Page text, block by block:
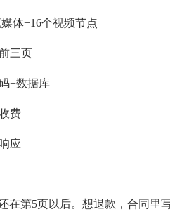
体+16个视频节点
三页
+数据库
费
应
第5页以后。想退款，合同里写